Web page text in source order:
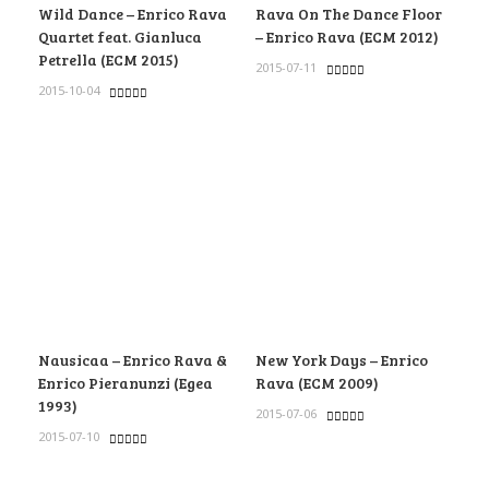
Wild Dance – Enrico Rava
Quartet feat. Gianluca
Petrella (ECM 2015)
2015-10-04
Rava On The Dance Floor
– Enrico Rava (ECM 2012)
2015-07-11
Nausicaa – Enrico Rava &
Enrico Pieranunzi (Egea
1993)
2015-07-10
New York Days – Enrico
Rava (ECM 2009)
2015-07-06